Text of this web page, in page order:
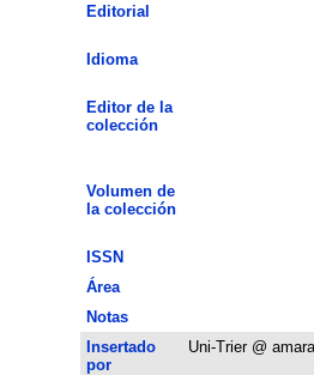
Editorial
Idioma
Editor de la
colección
Volumen de
la colección
ISSN
Área
Notas
Insertado
por
Uni-Trier @